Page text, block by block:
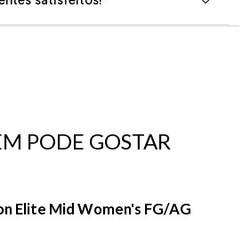
PODE GOSTAR
Elite Mid Women's FG/AG